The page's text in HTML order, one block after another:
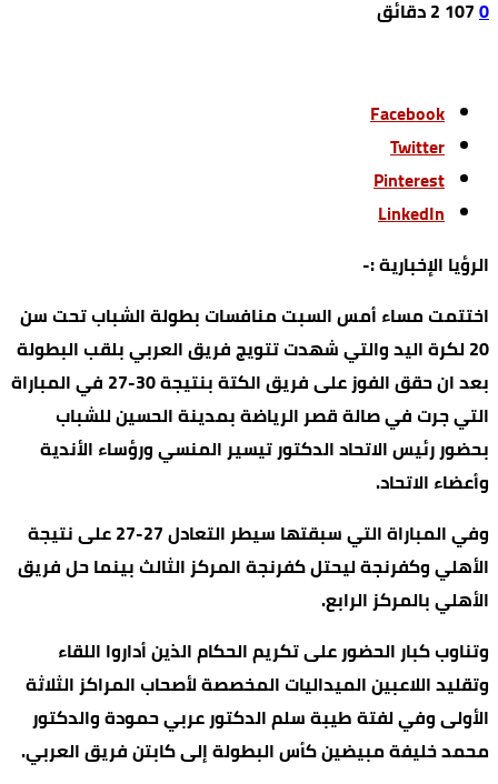
0
107 2 ‫دقائق‬
Facebook
Twitter
Pinterest
LinkedIn
الرؤيا الإخبارية :-
اختتمت مساء أمس السبت منافسات بطولة الشباب تحت سن
20 لكرة اليد والتي شهدت تتويج فريق العربي بلقب البطولة
بعد ان حقق الفوز على فريق الكتة بنتيجة 30-27 في المباراة
التي جرت في صالة قصر الرياضة بمدينة الحسين للشباب
بحضور رئيس الاتحاد الدكتور تيسير المنسي ورؤساء الأندية
وأعضاء الاتحاد.
وفي المباراة التي سبقتها سيطر التعادل 27-27 على نتيجة
الأهلي وكفرنجة ليحتل كفرنجة المركز الثالث بينما حل فريق
الأهلي بالمركز الرابع.
وتناوب كبار الحضور على تكريم الحكام الذين أداروا اللقاء
وتقليد اللاعبين الميداليات المخصصة لأصحاب المراكز الثلاثة
الأولى وفي لفتة طيبة سلم الدكتور عربي حمودة والدكتور
محمد خليفة مبيضين كأس البطولة إلى كابتن فريق العربي.